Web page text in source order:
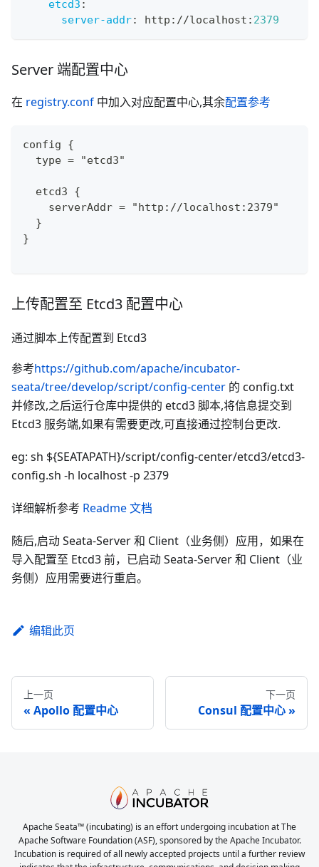
etcd3 :
server-addr: http : //localhost : 2379
Server 端配置中心
在 registry.conf 中加入对应配置中心,其余配置参考
config {
  type = "etcd3"
  etcd3 {
    serverAddr = "http://localhost:2379"
  }
}
上传配置至 Etcd3 配置中心
通过脚本上传配置到 Etcd3
参考https://github.com/apache/incubator-
seata/tree/develop/script/config-center 的 config.txt
并修改,之后运行仓库中提供的 etcd3 脚本,将信息提交到
Etcd3 服务端,如果有需要更改,可直接通过控制台更改.
eg: sh ${SEATAPATH}/script/config-center/etcd3/etcd3-
config.sh -h localhost -p 2379
详细解析参考 Readme 文档
随后,启动 Seata-Server 和 Client（业务侧）应用，如果在
导入配置至 Etcd3 前，已启动 Seata-Server 和 Client（业
务侧）应用需要进行重启。
编辑此页
上一页
Apollo 配置中心
下一页
Consul 配置中心
Apache Seata™ (incubating) is an effort undergoing incubation at The
Apache Software Foundation (ASF), sponsored by the Apache Incubator.
Incubation is required of all newly accepted projects until a further review